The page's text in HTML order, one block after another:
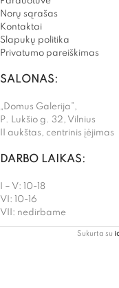
Norų sąrašas
Kontaktai
Slapukų politika
Privatumo pareiškimas
SALONAS:
„Domus Galerija”,
P. Lukšio g. 32, Vilnius
II aukštas, centrinis įėjimas
DARBO LAIKAS:
I – V: 10-18
VI: 10-16
VII: nedirbame
Sukurta su